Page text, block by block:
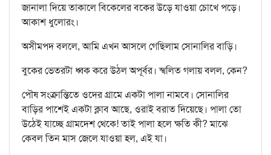
জানালা দিয়ে তাকালে বিকেলের বকের উড়ে যাওয়া চোখে পড়ে।
আকাশ ধুলোরং।
অসীমপদ বললে, আমি এখন আসলে গেছিলাম সোনালির বাড়ি।
বুকের ভেতরটা ধ্বক করে উঠল অপূর্বর। স্খলিত গলায় বলল, কেন?
পৌষ সংক্রান্তিতে ওদের গ্রামে একটা পালা নামবে। সোনালির
বাড়ির পাশেই একটা ক্লাব আছে, ওরাই বরাত দিয়েছে। পালা তো
উঠেই যাচ্ছে গ্রামদেশ থেকে! তাই পালা হলে ক্ষতি কী? মাঝে
কেবল তিন মাস জেলে যাওয়া হল, এই যা।